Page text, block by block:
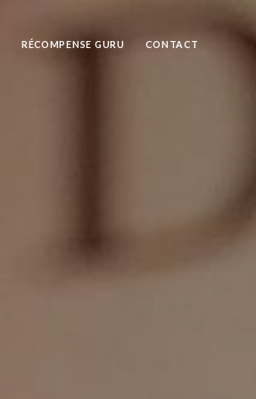
RÉCOMPENSE GURU CONTACT